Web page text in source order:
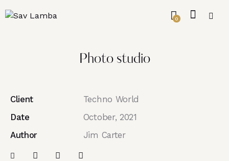
0
Photo studio
Client
Techno World
Date
October, 2021
Author
Jim Carter